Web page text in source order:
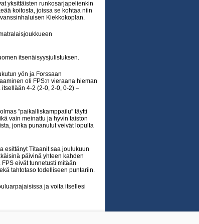
yksittäisten runkosarjapelienkin
koitosta, joissa se kohtaa niin
Kiekkokoplan.
itsenäisyysjulistuksen.
yön ja Forssaan
oli FPS:n vieraana hieman
4-2 (2-0, 2-0, 0-2) –
”paikalliskamppailu” täytti
vain meinattu ja hyvin taiston
jonka punanutut veivät lopulta
esittänyt Titaanit saa joulukuun
päivinä yhteen kahden
eivät tunnetusti mitään
tahtotaso todelliseen puntariin.
ja voita itsellesi